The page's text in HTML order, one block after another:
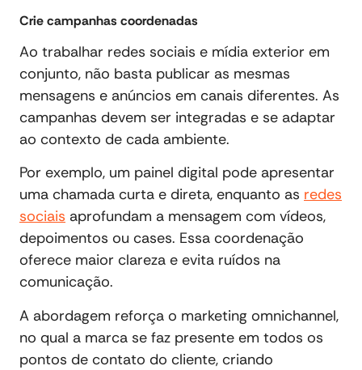
Crie campanhas coordenadas
Ao trabalhar redes sociais e mídia exterior em
conjunto, não basta publicar as mesmas
mensagens e anúncios em canais diferentes. As
campanhas devem ser integradas e se adaptar
ao contexto de cada ambiente.
Por exemplo, um painel digital pode apresentar
uma chamada curta e direta, enquanto as redes
sociais aprofundam a mensagem com vídeos,
depoimentos ou cases. Essa coordenação
oferece maior clareza e evita ruídos na
comunicação.
A abordagem reforça o marketing omnichannel,
no qual a marca se faz presente em todos os
pontos de contato do cliente, criando